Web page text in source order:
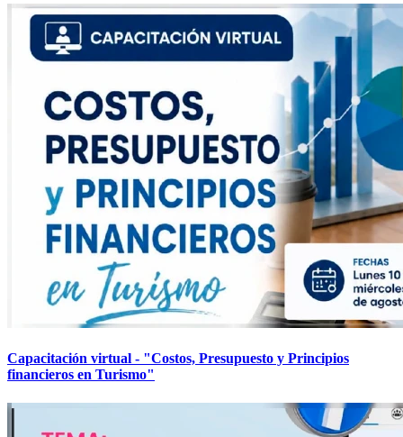
Capacitación virtual - "Costos, Presupuesto y Principios
financieros en Turismo"